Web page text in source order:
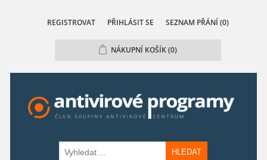
REGISTROVAT PŘIHLÁSIT SE SEZNAM PŘÁNÍ (0)
NÁKUPNÍ KOŠÍK(0)
HLEDAT